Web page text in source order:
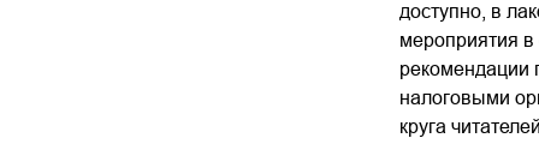
доступно, в
мероприятия
рекомендации
налоговыми
круга читателей.